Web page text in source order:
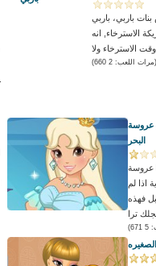
باربي، باربي
الاسترخاء, انه
(مرات اللعب: 2 660)
عروسة
البحر
عروسة
اذا لم
فهذه